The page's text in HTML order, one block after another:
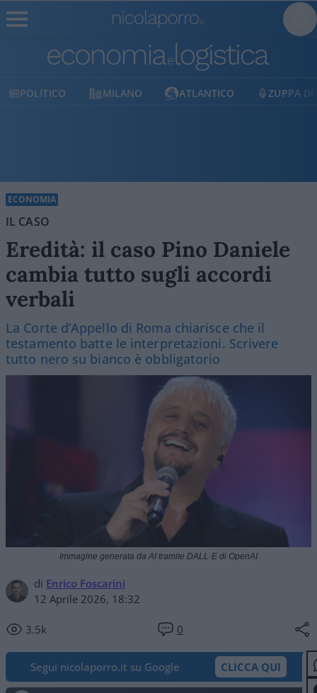
MILANO ATLANTICO ZUPPA DI PORRO
ECONOMIA
IL CASO
Eredità: il caso Pino Daniele
cambia tutto sugli accordi
verbali
La Corte d’Appello di Roma chiarisce che il
testamento batte le interpretazioni. Scrivere
tutto nero su bianco è obbligatorio
di Enrico Foscarini
12 Aprile 2026, 18:32
3.5k 0
Immagine generata da AI tramite DALL·E di OpenAI
Segui nicolaporro.it su Google CLICCA QUI